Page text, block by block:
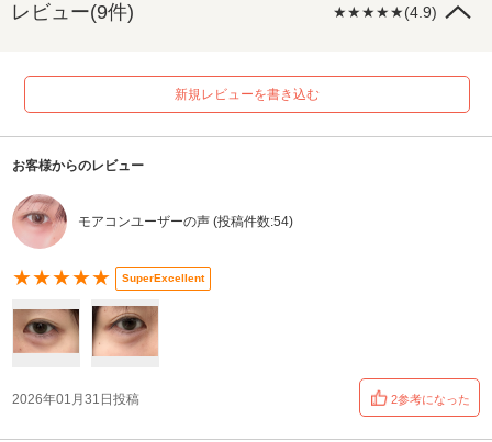
レビュー(9件) ★★★★★(4.9)
新規レビューを書き込む
お客様からのレビュー
モアコンユーザーの声 (投稿件数:54)
★★★★★ SuperExcellent
2026年01月31日投稿 2参考になった